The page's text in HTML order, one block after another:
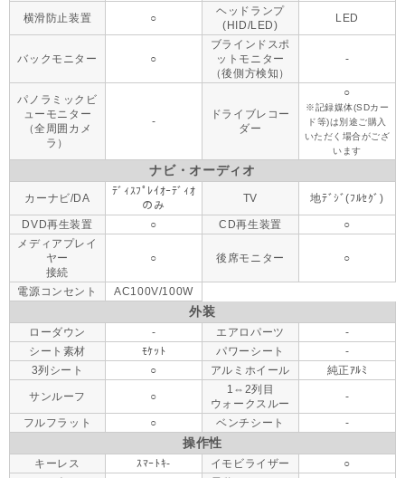
横滑防止装置 ○
ヘッドランプ
(HID/LED)
LED
バックモニター ○
ブラインドスポ
ットモニター
（後側方検知）
-
パノラミックビ
ューモニター
（全周囲カメ
ラ）
-
ドライブレコー
ダー
○
※記録媒体(SDカー
ド等)は別途ご購入
いただく場合がござ
います
ナビ・オーディオ
カーナビ/DA
ﾃﾞｨｽﾌﾟﾚｲｵｰﾃﾞｨｵ
のみ
TV 地ﾃﾞｼﾞ(ﾌﾙｾｸﾞ)
DVD再生装置 ○ CD再生装置
○
メディアプレイ
ヤー
接続
○ 後席モニター ○
電源コンセント AC100V/100W
外装
ローダウン - エアロパーツ
-
シート素材
ﾓｹｯﾄ パワーシート
-
3列シート
○ アルミホイール 純正ｱﾙﾐ
サンルーフ ○
1⇔2列目
ウォークスルー
-
フルフラット ○ ベンチシート -
操作性
キーレス ｽﾏｰﾄｷ- イモビライザー
○